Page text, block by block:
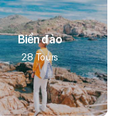
Biển đảo
28 Tours